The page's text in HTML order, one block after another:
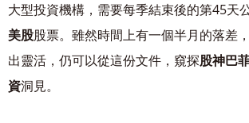
大型投資機構，需要每季結束後的第45天
美股股票。雖然時間上有一個半月的落差
出靈活，仍可以從這份文件，窺探股神巴
資洞見。